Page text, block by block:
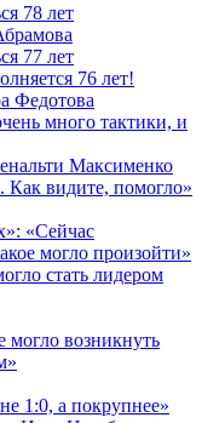
78 лет
77 лет
76 лет!
Федотова
много тактики, и
Максименко
Как видите, помогло»
«Сейчас
могло произойти»
стать лидером
возникнуть
1:0, а покрупнее»